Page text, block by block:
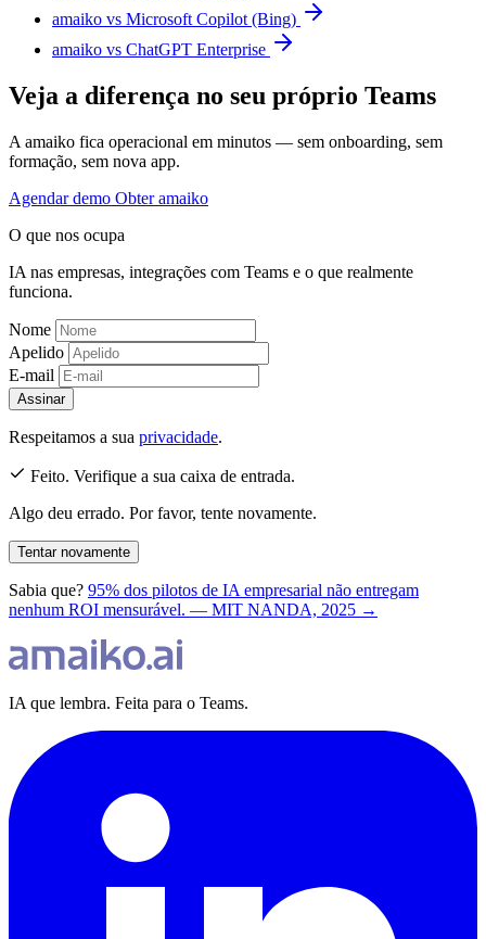
amaiko vs Microsoft Copilot (Bing)
amaiko vs ChatGPT Enterprise
Veja a diferença no seu próprio Teams
A amaiko fica operacional em minutos — sem onboarding, sem
formação, sem nova app.
Agendar demo Obter amaiko
O que nos ocupa
IA nas empresas, integrações com Teams e o que realmente
funciona.
Nome
Apelido
E-mail
Assinar
Respeitamos a sua privacidade.
Feito. Verifique a sua caixa de entrada.
Algo deu errado. Por favor, tente novamente.
Tentar novamente
Sabia que? 95% dos pilotos de IA empresarial não entregam
nenhum ROI mensurável. — MIT NANDA, 2025 →
IA que lembra. Feita para o Teams.